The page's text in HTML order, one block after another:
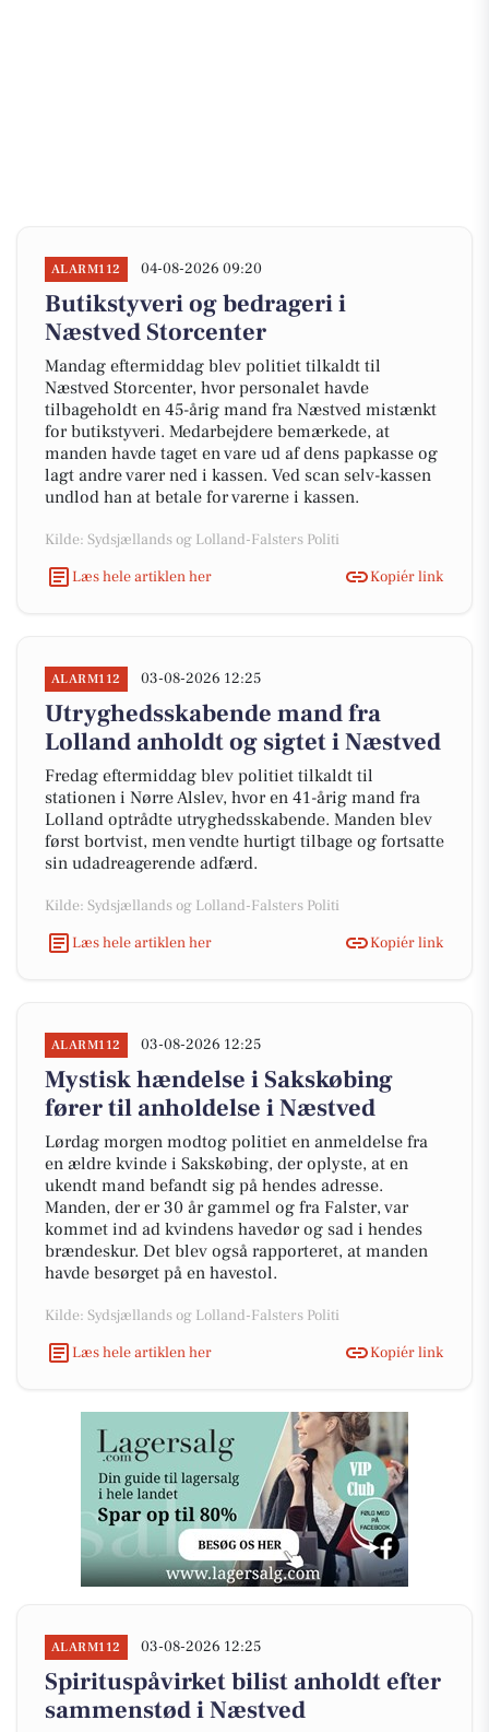
ALARM112 04-08-2026 09:20
Butikstyveri og bedrageri i
Næstved Storcenter
Mandag eftermiddag blev politiet tilkaldt til
Næstved Storcenter, hvor personalet havde
tilbageholdt en 45-årig mand fra Næstved mistænkt
for butikstyveri. Medarbejdere bemærkede, at
manden havde taget en vare ud af dens papkasse og
lagt andre varer ned i kassen. Ved scan selv-kassen
undlod han at betale for varerne i kassen.
Kilde: Sydsjællands og Lolland-Falsters Politi
Læs hele artiklen her
Kopiér link
ALARM112 03-08-2026 12:25
Utryghedsskabende mand fra
Lolland anholdt og sigtet i Næstved
Fredag eftermiddag blev politiet tilkaldt til
stationen i Nørre Alslev, hvor en 41-årig mand fra
Lolland optrådte utryghedsskabende. Manden blev
først bortvist, men vendte hurtigt tilbage og fortsatte
sin udadreagerende adfærd.
Kilde: Sydsjællands og Lolland-Falsters Politi
Læs hele artiklen her
Kopiér link
ALARM112 03-08-2026 12:25
Mystisk hændelse i Sakskøbing
fører til anholdelse i Næstved
Lørdag morgen modtog politiet en anmeldelse fra
en ældre kvinde i Sakskøbing, der oplyste, at en
ukendt mand befandt sig på hendes adresse.
Manden, der er 30 år gammel og fra Falster, var
kommet ind ad kvindens havedør og sad i hendes
brændeskur. Det blev også rapporteret, at manden
havde besørget på en havestol.
Kilde: Sydsjællands og Lolland-Falsters Politi
Læs hele artiklen her
Kopiér link
ALARM112 03-08-2026 12:25
Spirituspåvirket bilist anholdt efter
sammenstød i Næstved